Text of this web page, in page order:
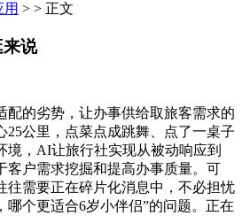
用 > > 正文
说​
的劣势，让办事供给取旅客需求的
25公里，点菜点成跳舞、点了一桌子
境，AI让旅行社实现从被动响应到
客户需求挖掘和提高办事质量。可
往需要正在碎片化消息中，不必担忧
哪个更适合6岁小伴侣”的问题。正在